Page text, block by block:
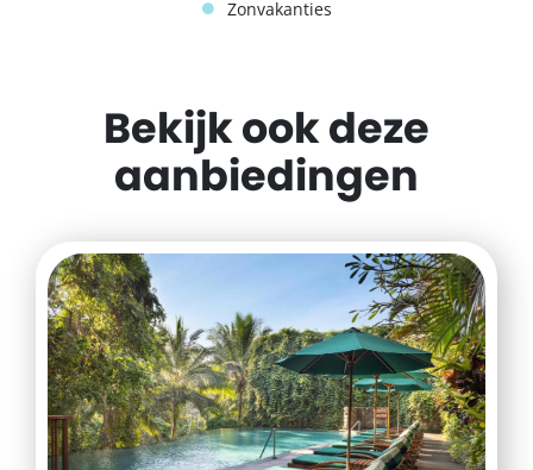
Zonvakanties
Bekijk ook deze
aanbiedingen